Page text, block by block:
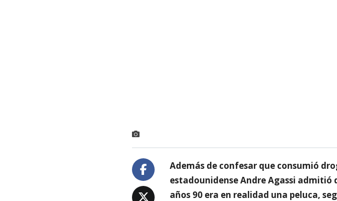
Además de confesar que consumió
estadounidense Andre Agassi admitió
años 90 era en realidad una peluca,